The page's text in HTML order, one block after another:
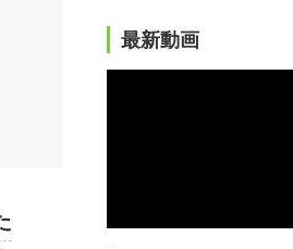
最新動画